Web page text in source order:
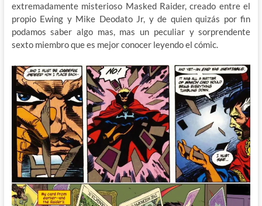
extremadamente misterioso Masked Raider, creado entre el
propio Ewing y Mike Deodato Jr, y de quien quizás por fin
podamos saber algo mas, mas un peculiar y sorprendente
sexto miembro que es mejor conocer leyendo el cómic.